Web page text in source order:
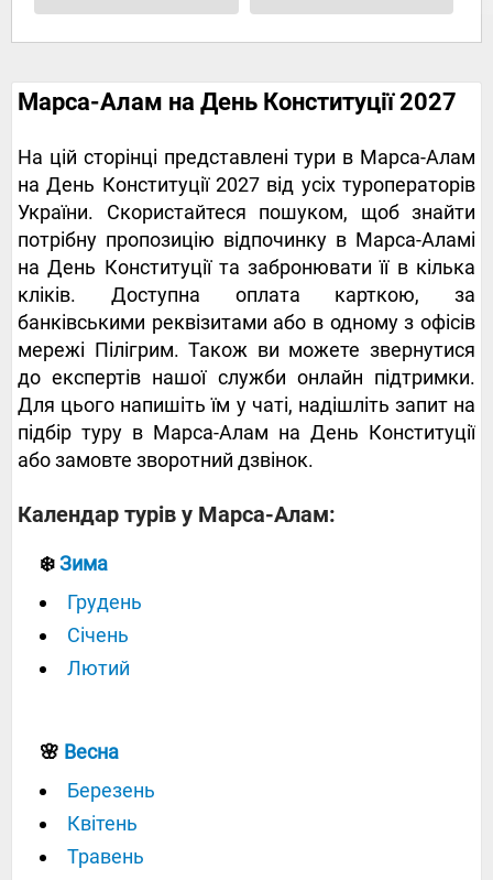
Марса-Алам на День Конституції 2027
На цій сторінці представлені тури в Марса-Алам
на День Конституції 2027 від усіх туроператорів
України. Скористайтеся пошуком, щоб знайти
потрібну пропозицію відпочинку в Марса-Аламі
на День Конституції та забронювати її в кілька
кліків. Доступна оплата карткою, за
банківськими реквізитами або в одному з офісів
мережі Пілігрим. Також ви можете звернутися
до експертів нашої служби онлайн підтримки.
Для цього напишіть їм у чаті, надішліть запит на
підбір туру в Марса-Алам на День Конституції
або замовте зворотний дзвінок.
Календар турів у Марса-Алам:
❄️Зима
Грудень
Січень
Лютий
🌸 Весна
Березень
Квітень
Травень